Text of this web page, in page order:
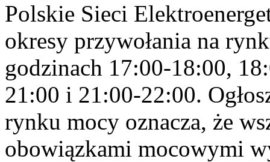
Polskie Sieci
okresy przywołania na
godzinach 17:00-18:00,
21:00 i 21:00-22:00.
rynku mocy oznacza, że
obowiązkami mocowymi